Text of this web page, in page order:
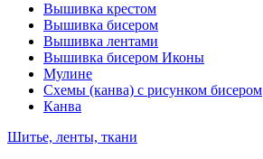
Вышивка крестом
Вышивка бисером
Вышивка лентами
Вышивка бисером Иконы
Мулине
Схемы (канва) с рисунком бисером
Канва
Шитье, ленты, ткани